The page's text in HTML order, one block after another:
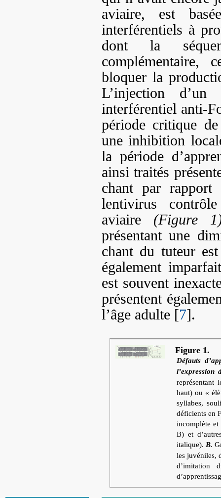
aviaire, est
interférentiels à
dont la
complémentaire,
bloquer la
L’injection
interférentiel anti-
période critique
une inhibition
la période
ainsi traités
chant par
lentivirus
aviaire (Figure
présentant une
chant du tuteur
également
est souvent
présentent
l’âge adulte [7].
Figure 1.
Défauts
représentant
haut) ou «
syllabes,
déficients en
incomplète et
B) et
italique). B.
les juvéniles,